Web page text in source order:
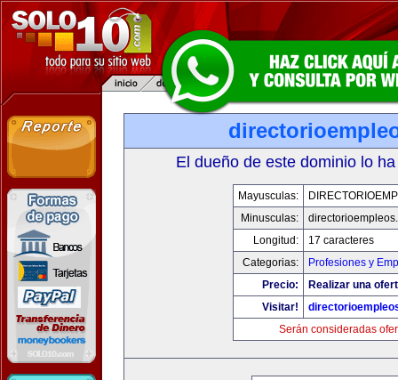
El dueño de este dominio lo
Mayusculas:
Minusculas:
Longitud:
17 caracteres
Categorias:
Profesiones y
Precio:
Realizar una
Visitar!
Serán consideradas